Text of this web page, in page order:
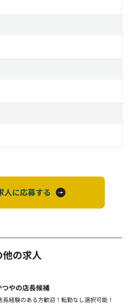
人に応募する
他の求人
つやの店長候補
長経験のある方歓迎！転勤なし選択可能！